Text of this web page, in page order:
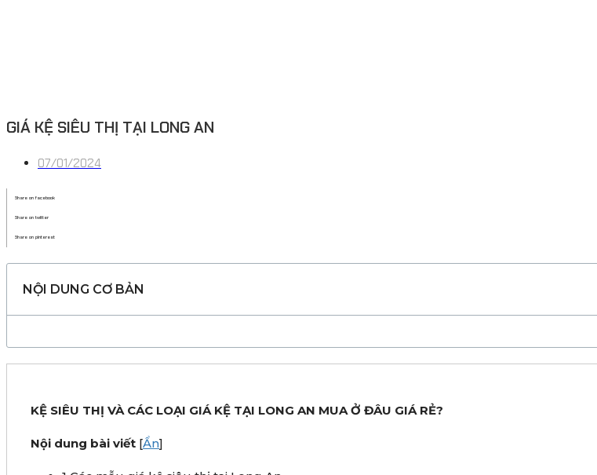
GIÁ KỆ SIÊU THỊ TẠI LONG AN
07/01/2024
Share on facebook
Share on twitter
Share on pinterest
NỘI DUNG CƠ BẢN
KỆ SIÊU THỊ VÀ CÁC LOẠI GIÁ KỆ TẠI LONG AN MUA Ở ĐÂU GIÁ RẺ?
Nội dung bài viết [Ẩn]